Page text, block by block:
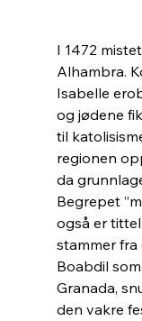
I 1472
Alhambra.
Isabelle
og jødene
til
regionen
da
Begrepet
også er
stammer fra
Boabdil
Granada,
den vakre